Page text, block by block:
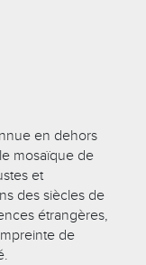
en dehors
mosaïque de
et
des siècles de
étrangères,
de